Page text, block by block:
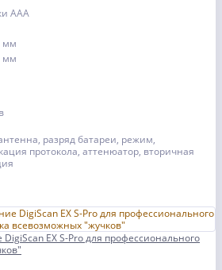
ААА
мм
мм
разряд батареи, режим,
протокола, аттенюатор, вторичная
EX S-Pro для профессионального